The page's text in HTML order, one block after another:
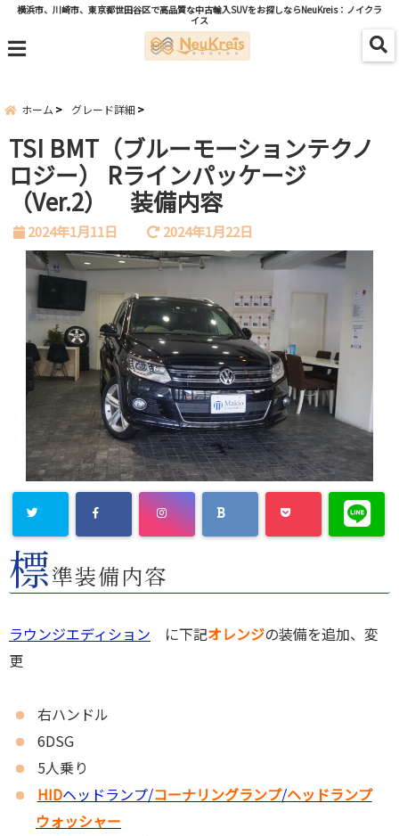
横浜市、川崎市、東京都世田谷区で高品質な中古輸入SUVをお探しならNeuKreis：ノイクラ
イス
menu
ホーム グレード詳細
TSI BMT（ブルーモーションテクノ
ロジー） Rラインパッケージ
（Ver.2） 装備内容
2024年1月11日 2024年1月22日
標準装備内容
ラウンジエディション に下記オレンジの装備を追加、変
更
右ハンドル
6DSG
5人乗り
HIDヘッドランプ/コーナリングランプ/ヘッドランプ
ウォッシャー